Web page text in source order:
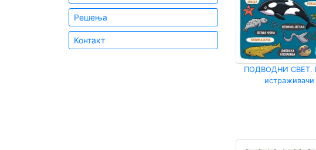
Решења
Контакт
ПОДВОДНИ СВЕТ.
истраживачи